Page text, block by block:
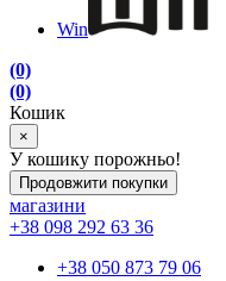
Win
(0)
(0)
Кошик
×
У кошику порожньо!
Продовжити покупки
магазини
+38 098 292 63 36
+38 050 873 79 06